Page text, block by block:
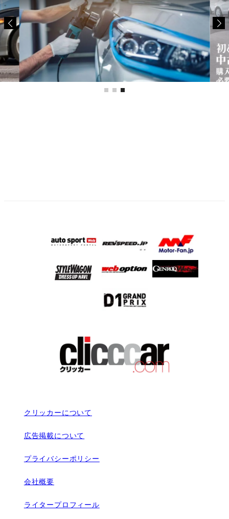
クリッカーについて
広告掲載について
プライバシーポリシー
会社概要
ライタープロフィール